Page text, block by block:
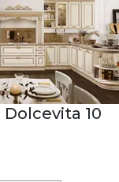
Dolcevita 10